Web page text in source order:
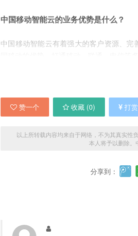
中国移动智能云的业务优势是什么？
中国移动智能云有着强大的客户资源、
国移动的优势，打通移动、联通、电信等
随着云计算、大数据、人工智能等领域
动智能云作为中国移动的子公司，可以
投资中国移动智能云需要考虑市场趋势
域的市场前景广阔，并且中国移动智能
中国移动智能云的投资风险是什么？
赞一个 收藏 (0) 打赏
以上所转载内容均来自于网络，不为其真实性
本人将予以删除。
分享到：